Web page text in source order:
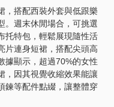
，搭配西裝外套與低跟樂
。週末休閒場合，可挑選
托特包，輕鬆展現隨性活
片連身短裙，搭配尖頭高
據顯示，超過70%的女性
，因其視覺收縮效果能讓
鍊等配件點綴，讓整體穿